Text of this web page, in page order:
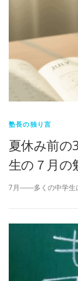
長
記
塾長の独り言
夏休み前の
生の７月の
7月――多くの中学生